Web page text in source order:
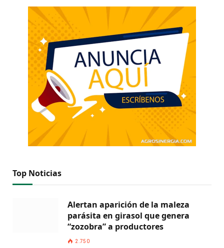
Top Noticias
Alertan aparición de la maleza
parásita en girasol que genera
“zozobra” a productores
2.750